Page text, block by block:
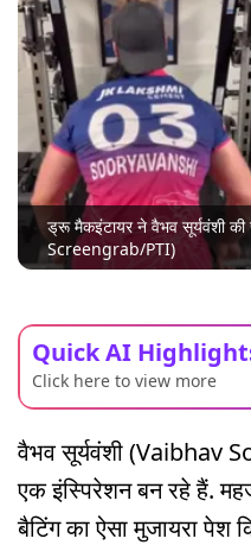
ड्रू मैकइंटायर ने वैभव सूर्यवंशी की
Screengrab/PTI)
Quick AI
Click here to view more
वैभव सूर्यवंशी (Vaibhav
एक इंस्पिरेशन बन रहे हैं.
बैटिंग का ऐसा मुजायरा पेश